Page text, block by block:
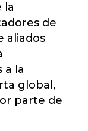
la
de
aliados
a la
global,
parte de